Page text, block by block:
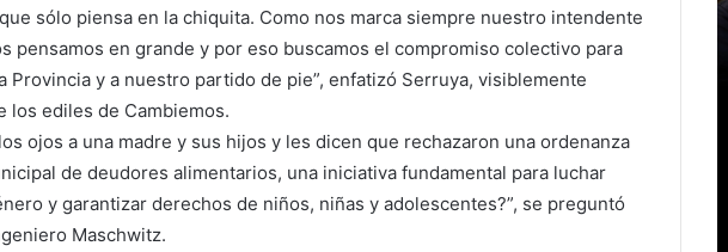
sólo piensa en la chiquita. Como nos marca siempre nuestro intendente
pensamos en grande y por eso buscamos el compromiso colectivo para
Provincia y a nuestro partido de pie”, enfatizó Serruya, visiblemente
los ediles de Cambiemos.
ojos a una madre y sus hijos y les dicen que rechazaron una ordenanza
de deudores alimentarios, una iniciativa fundamental para luchar
y garantizar derechos de niños, niñas y adolescentes?”, se preguntó
Maschwitz.